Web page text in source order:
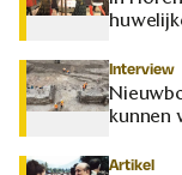
Interview
kunnen
Artikel